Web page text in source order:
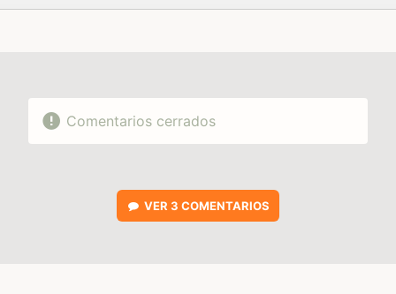
FACEBOOK
TWITTERFLIPBOARD
E-
WHATSAPP
Comentarios cerrados
VER 3 COMENTARIOS